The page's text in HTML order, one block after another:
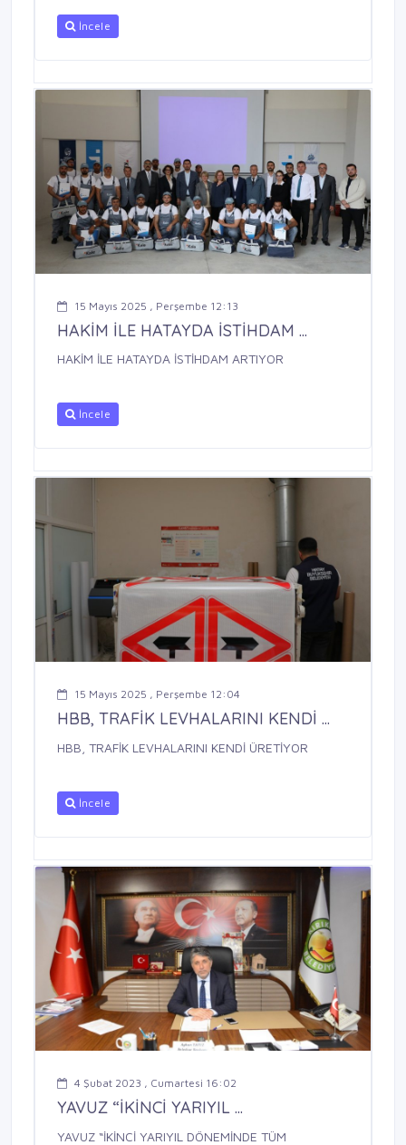
İncele
15 Mayıs 2025 , Perşembe 12:13
HAKİM İLE HATAYDA İSTİHDAM ...
HAKİM İLE HATAYDA İSTİHDAM ARTIYOR
İncele
15 Mayıs 2025 , Perşembe 12:04
HBB, TRAFİK LEVHALARINI KENDİ ...
HBB, TRAFİK LEVHALARINI KENDİ ÜRETİYOR
İncele
4 Şubat 2023 , Cumartesi 16:02
YAVUZ “İKİNCİ YARIYIL ...
YAVUZ “İKİNCİ YARIYIL DÖNEMİNDE TÜM